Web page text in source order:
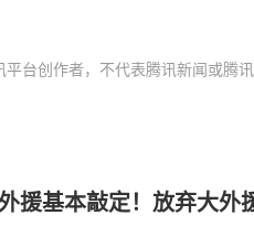
台创作者，不代表腾讯新闻或腾讯
援基本敲定！放弃大外